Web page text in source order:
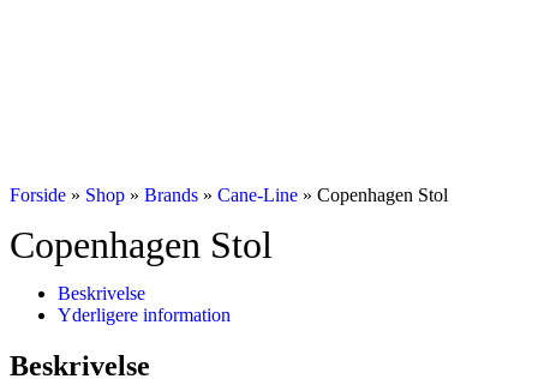
Forside » Shop » Brands » Cane-Line » Copenhagen Stol
Copenhagen Stol
Beskrivelse
Yderligere information
Beskrivelse